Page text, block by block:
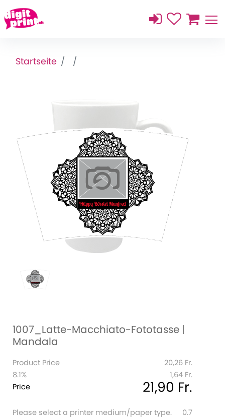
Startseite
1007_Latte-Macchiato-Fototasse |
Mandala
Product Price
20,26 Fr.
8.1%
1,64 Fr.
Price
21,90 Fr.
Please select a printer medium/paper type.
0.7